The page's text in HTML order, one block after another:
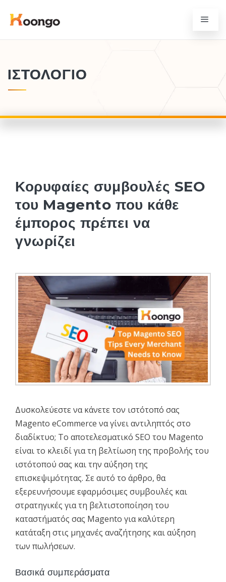
ΙΣΤΟΛΌΓΙΟ
Κορυφαίες συμβουλές SEO
του Magento που κάθε
έμπορος πρέπει να
γνωρίζει
Δυσκολεύεστε να κάνετε τον ιστότοπό σας
Magento eCommerce να γίνει αντιληπτός στο
διαδίκτυο; Το αποτελεσματικό SEO του Magento
είναι το κλειδί για τη βελτίωση της προβολής του
ιστότοπού σας και την αύξηση της
επισκεψιμότητας. Σε αυτό το άρθρο, θα
εξερευνήσουμε εφαρμόσιμες συμβουλές και
στρατηγικές για τη βελτιστοποίηση του
καταστήματός σας Magento για καλύτερη
κατάταξη στις μηχανές αναζήτησης και αύξηση
των πωλήσεων.
Βασικά συμπεράσματα